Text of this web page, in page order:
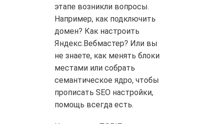
этапе возникли вопросы.
Например, как подключить
домен? Как настроить
Яндекс.Вебмастер? Или вы
не знаете, как менять блоки
местами или собрать
семантическое ядро, чтобы
прописать SEO настройки,
помощь всегда есть.